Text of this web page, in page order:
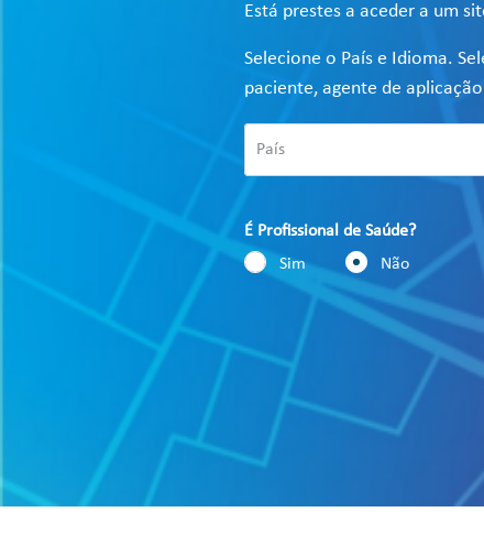
Está prestes a aceder a um
Selecione o País e Idioma.
paciente, agente de
É Profissional de Saúde?
Sim
Não